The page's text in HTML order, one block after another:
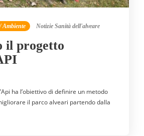
Notizie Sanità dell'alveare
il progetto
ha l’obiettivo di definire un metodo
il parco alveari partendo dalla